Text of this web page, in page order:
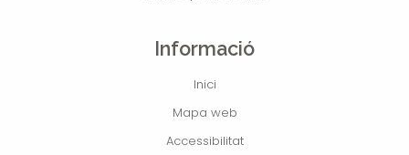
Informació
Inici
Mapa web
Accessibilitat